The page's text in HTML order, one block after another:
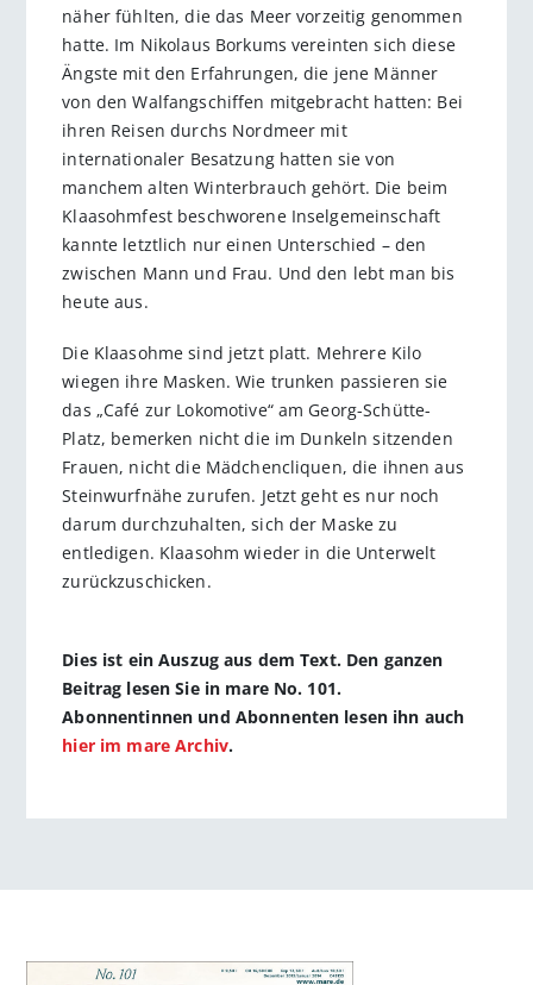
näher fühlten, die das Meer vorzeitig genommen
hatte. Im Nikolaus Borkums vereinten sich diese
Ängste mit den Erfahrungen, die jene Männer
von den Walfangschiffen mitgebracht hatten: Bei
ihren Reisen durchs Nordmeer mit
internationaler Besatzung hatten sie von
manchem alten Winterbrauch gehört. Die beim
Klaasohmfest beschworene Inselgemeinschaft
kannte letztlich nur einen Unterschied – den
zwischen Mann und Frau. Und den lebt man bis
heute aus.
Die Klaasohme sind jetzt platt. Mehrere Kilo
wiegen ihre Masken. Wie trunken passieren sie
das „Café zur Lokomotive“ am Georg-Schütte-
Platz, bemerken nicht die im Dunkeln sitzenden
Frauen, nicht die Mädchencliquen, die ihnen aus
Steinwurfnähe zurufen. Jetzt geht es nur noch
darum durchzuhalten, sich der Maske zu
entledigen. Klaasohm wieder in die Unterwelt
zurückzuschicken.
Dies ist ein Auszug aus dem Text. Den ganzen
Beitrag lesen Sie in mare No. 101.
Abonnentinnen und Abonnenten lesen ihn auch
hier im mare Archiv.